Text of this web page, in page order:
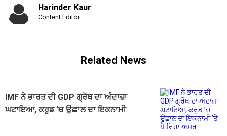
Harinder Kaur
Content Editor
Related News
IMF ਨੇ ਭਾਰਤ ਦੀ GDP ਗ੍ਰੋਥ ਦਾ ਅੰਦਾਜ਼ਾ
ਘਟਾਇਆ, ਕਰੂਡ ’ਚ ਉਛਾਲ ਦਾ ਇਕਨਾਮੀ